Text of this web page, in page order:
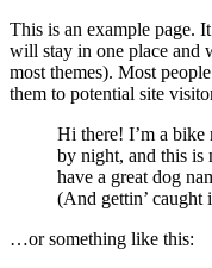
Skip
to
content
This is an example page.
will stay in one place and
most themes). Most
them to potential site
Hi there! I’m a bike
by night, and this is
have a great dog
(And gettin’ caught
…or something like this: